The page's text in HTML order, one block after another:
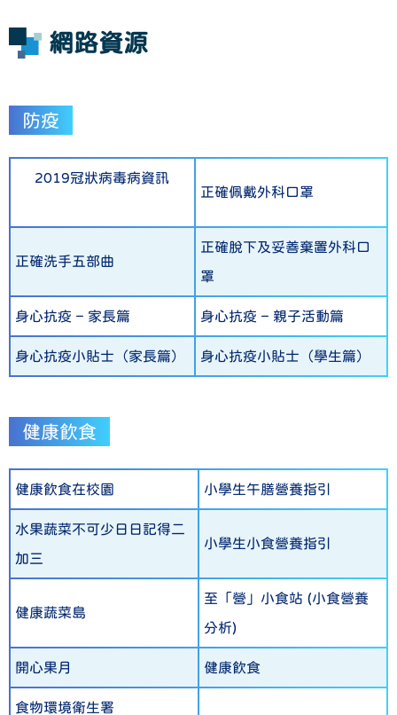
網路資源
防疫
2019冠狀病毒病資訊
正確佩戴外科口罩
正確洗手五部曲
正確脫下及妥善棄置外科口
罩
身心抗疫 – 家長篇 身心抗疫 – 親子活動篇
身心抗疫小貼士（家長篇） 身心抗疫小貼士（學生篇）
健康飲食
健康飲食在校園 小學生午膳營養指引
水果蔬菜不可少日日記得二
加三
小學生小食營養指引
健康蔬菜島
至「營」小食站 (小食營養
分析)
開心果月 健康飲食
食物環境衛生署